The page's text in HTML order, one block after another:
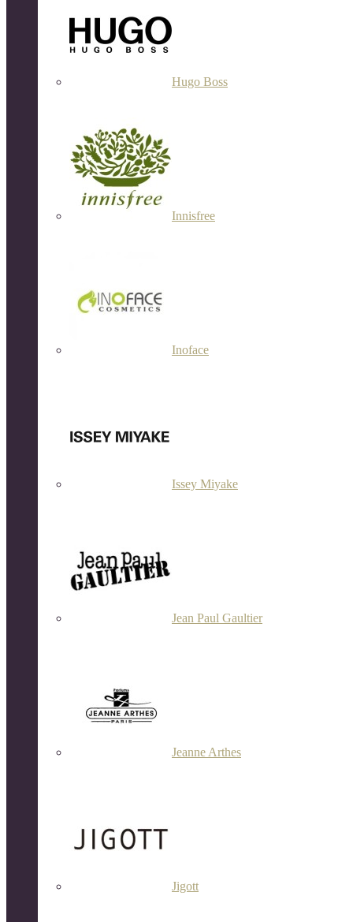
Hugo Boss
Innisfree
Inoface
Issey Miyake
Jean Paul Gaultier
Jeanne Arthes
Jigott